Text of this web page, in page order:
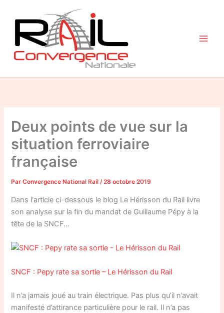
contenu
Deux points de vue sur la
situation ferroviaire
française
ParConvergence National Rail/28 octobre 2019
Dans l'article ci-dessous le blog Le Hérisson du Rail livre
son analyse sur la fin du mandat de Guillaume Pépy à la
tête de la SNCF…
SNCF : Pepy rate sa sortie – Le Hérisson du Rail
Il n’a jamais joué au train électrique. Pas plus qu’il n’avait
manifesté d’attirance particulière pour le rail. Il n’a pas